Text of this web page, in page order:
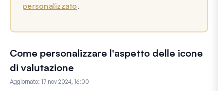
personalizzato.
Come personalizzare l'aspetto delle icone
di valutazione
Aggiornato: 17 nov 2024, 16:00